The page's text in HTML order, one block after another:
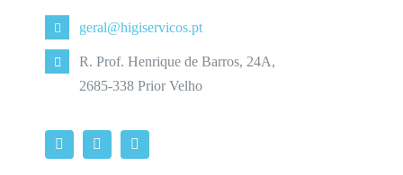
geral@higiservicos.pt
R. Prof. Henrique de Barros, 24A,
2685-338 Prior Velho